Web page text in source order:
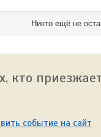
Никто ещё не
кто
событие на сайт